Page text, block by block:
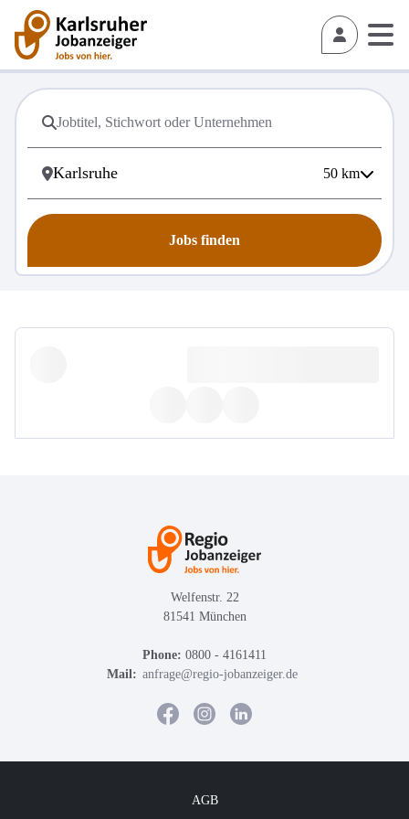
50 km
Jobs finden
Welfenstr. 22
81541 München
Phone: 0800 - 4161411
Mail: anfrage@regio-jobanzeiger.de
AGB